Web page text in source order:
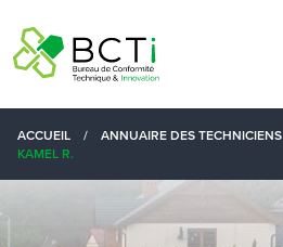
ACCUEIL / ANNUAIRE DES TECHNICIENS
KAMEL R.